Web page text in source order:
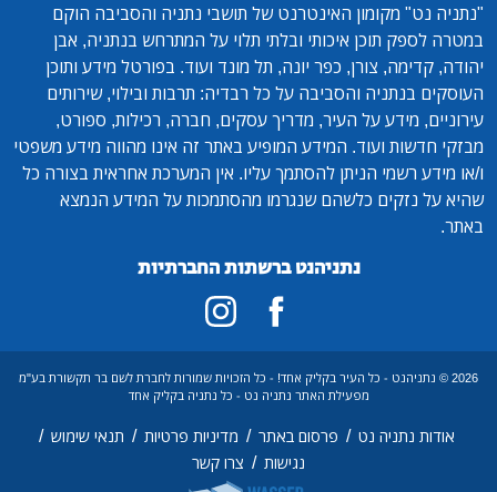
"נתניה נט" מקומון האינטרנט של תושבי נתניה והסביבה הוקם
במטרה לספק תוכן איכותי ובלתי תלוי על המתרחש בנתניה, אבן
יהודה, קדימה, צורן, כפר יונה, תל מונד ועוד. בפורטל מידע ותוכן
העוסקים בנתניה והסביבה על כל רבדיה: תרבות ובילוי, שירותים
עירוניים, מידע על העיר, מדריך עסקים, חברה, רכילות, ספורט,
מבזקי חדשות ועוד. המידע המופיע באתר זה אינו מהווה מידע משפטי
ו/או מידע רשמי הניתן להסתמך עליו. אין המערכת אחראית בצורה כל
שהיא על נזקים כלשהם שנגרמו מהסתמכות על המידע הנמצא
באתר.
נתניהנט ברשתות החברתיות
2026 © נתניהנט - כל העיר בקליק אחד! - כל הזכויות שמורות לחברת לשם בר תקשורת בע"מ
מפעילת האתר נתניה נט - כל נתניה בקליק אחד
אודות נתניה נט / פרסום באתר / מדיניות פרטיות / תנאי שימוש /
נגישות / צרו קשר